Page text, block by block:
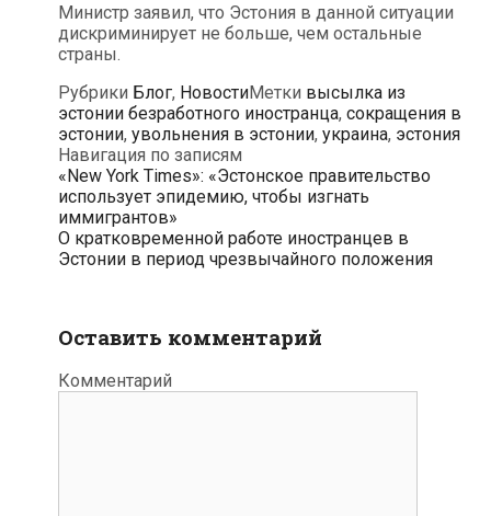
Министр заявил, что Эстония в данной ситуации
дискриминирует не больше, чем остальные
страны.
Рубрики Блог, НовостиМетки высылка из
эстонии безработного иностранца, сокращения в
эстонии, увольнения в эстонии, украина, эстония
Навигация по записям
«New York Times»: «Эстонское правительство
использует эпидемию, чтобы изгнать
иммигрантов»
О кратковременной работе иностранцев в
Эстонии в период чрезвычайного положения
Оставить комментарий
Комментарий